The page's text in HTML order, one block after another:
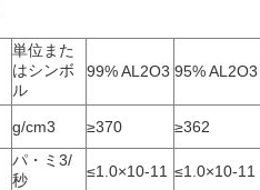
単位また
はシンボ
ル
99% AL2O3 95% AL2O3
g/cm3 ≥370 ≥362
パ・ミ3/
秒
≤1.0×10-11 ≤1.0×10-11